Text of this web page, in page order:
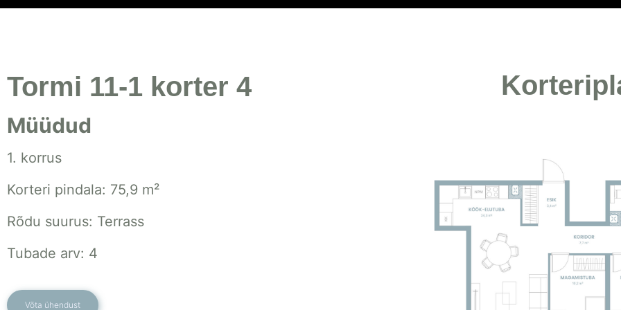
Tormi 11-1 korter 4
Müüdud
1. korrus
Korteri pindala: 75,9 m²
Rõdu suurus: Terrass
Tubade arv: 4
Võta ühendust